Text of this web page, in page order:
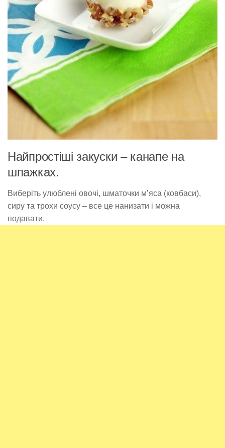
Найпростіші закуски – канапе на
шпажках.
Виберіть улюблені овочі, шматочки м’яса (ковбаси),
сиру та трохи соусу – все це нанизати і можна
подавати.